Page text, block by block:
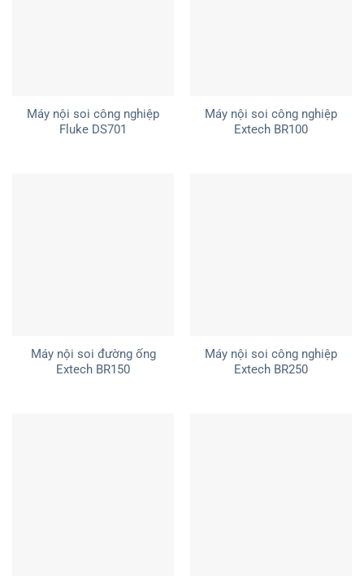
Máy nội soi công nghiệp
Fluke DS701
Máy nội soi công nghiệp
Extech BR100
Máy nội soi đường ống
Extech BR150
Máy nội soi công nghiệp
Extech BR250